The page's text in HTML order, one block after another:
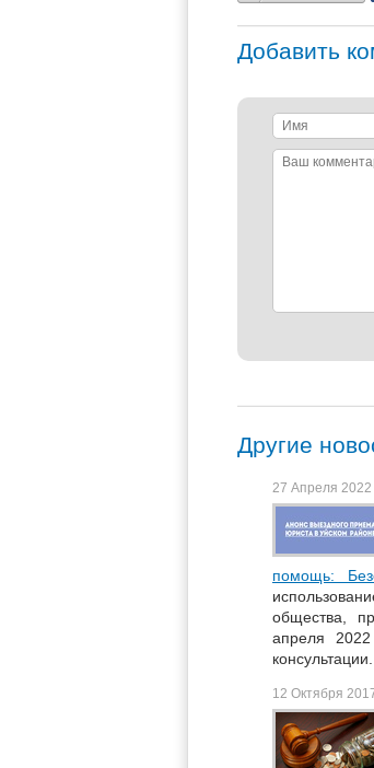
Добавить
Имя
Ваш
Другие
27 Апреля 2022
помощь:
общества,
апреля
консультации.
12 Октября